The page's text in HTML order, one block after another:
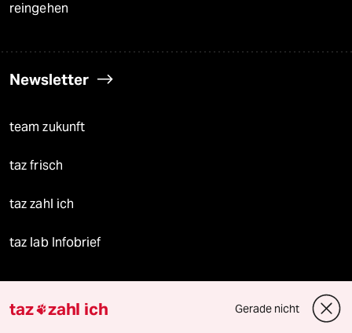
reingehen
Newsletter
team zukunft
taz frisch
taz zahl ich
taz lab Infobrief
Veranstaltungen
taz zahl ich Gerade nicht